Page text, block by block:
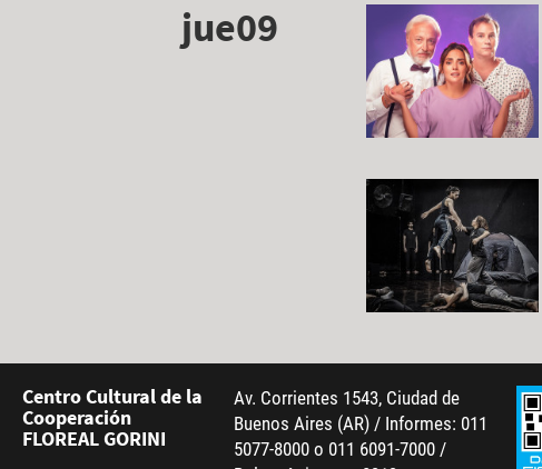
jue09
Centro Cultural de la
Cooperación
FLOREAL GORINI
Av. Corrientes 1543, Ciudad de
Buenos Aires (AR) / Informes: 011
5077-8000 o 011 6091-7000 /